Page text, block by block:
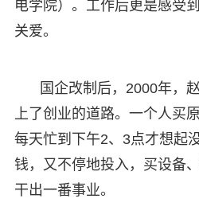
电学院）。工作后更是感受
关爱。
国企改制后，2000年，
上了创业的道路。一个人买
每天忙到下午2、3点才想起
钱，又不停地投入，买设备
干出一番事业。